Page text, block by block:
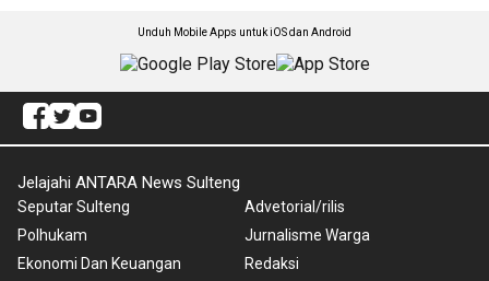
Unduh Mobile Apps untuk iOS dan Android
Jelajahi ANTARA News Sulteng
Seputar Sulteng
Polhukam
Ekonomi Dan Keuangan
Advetorial/rilis
Jurnalisme Warga
Redaksi